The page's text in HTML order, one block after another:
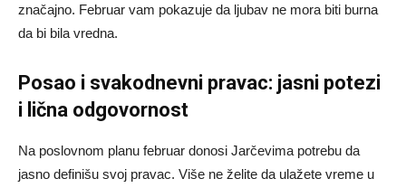
značajno. Februar vam pokazuje da ljubav ne mora biti burna
da bi bila vredna.
Posao i svakodnevni pravac: jasni potezi
i lična odgovornost
Na poslovnom planu februar donosi Jarčevima potrebu da
jasno definišu svoj pravac. Više ne želite da ulažete vreme u